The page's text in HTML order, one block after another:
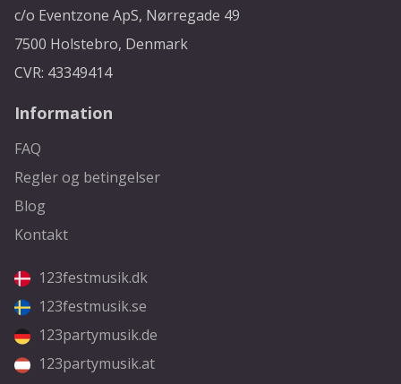
c/o Eventzone ApS, Nørregade 49
7500 Holstebro, Denmark
CVR: 43349414
Information
FAQ
Regler og betingelser
Blog
Kontakt
123festmusik.dk
123festmusik.se
123partymusik.de
123partymusik.at